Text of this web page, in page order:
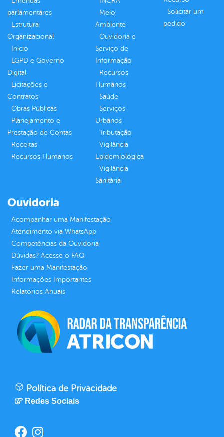
parlamentares
Estrutura
Organizacional
Inicio
LGPD e Governo
Digital
Licitações e
Contratos
Obras Públicas
Planejamento e
Prestação de Contas
Receitas
Recursos Humanos
Meio
Ambiente
Ouvidoria e
Serviço de
Informação
Recursos
Humanos
Saúde
Serviços
Urbanos
Tributação
Vigilância
Epidemiológica
Vigilância
Sanitária
Solicitar um
pedido
Ouvidoria
Acompanhar uma Manifestação
Atendimento via WhatsApp
Competências da Ouvidoria
Dúvidas? Acesse o FAQ
Fazer uma Manifestação
Informações Importantes
Relatórios Anuais
Política de Privacidade
Redes Sociais